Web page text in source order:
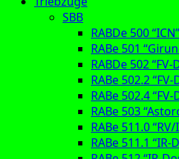
SBB
RABDe 500 “ICN”
RABe 501
RABDe 502 “FV-
RABe 502.2
RABe 502.4
RABe 503
RABe 511.0
RABe 511.1 “IR-